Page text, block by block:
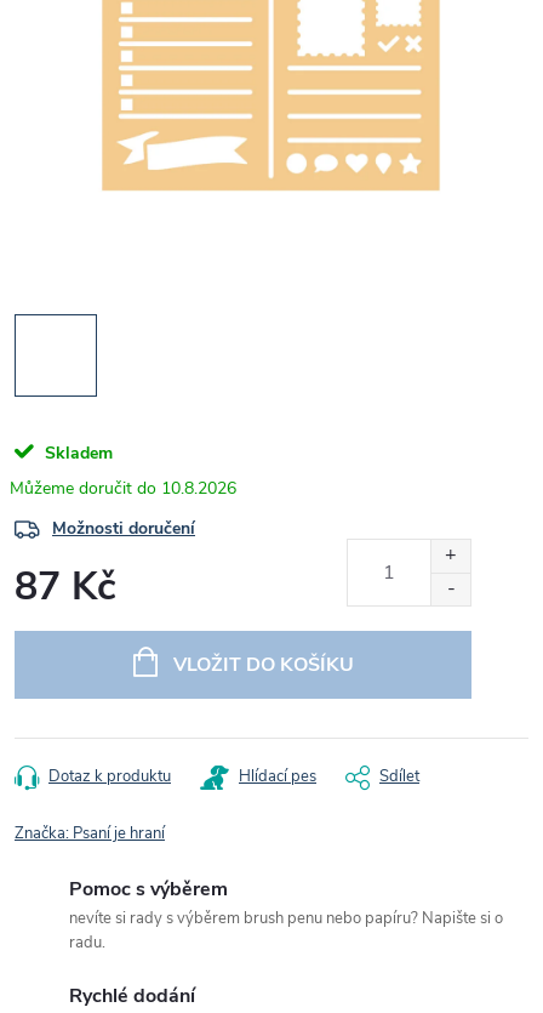
Skladem
10.8.2026
Možnosti doručení
87 Kč
VLOŽIT DO KOŠÍKU
Dotaz k produktu Hlídací pes Sdílet
Značka: Psaní je hraní
Pomoc s výběrem
nevíte si rady s výběrem brush penu nebo papíru? Napište si o
radu.
Rychlé dodání